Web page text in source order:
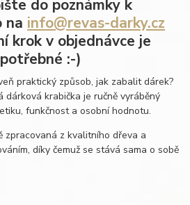
do poznámky k
na info@revas-darky.cz
krok v objednávce je
:-)
praktický způsob, jak zabalit dárek?
dárková krabička je ručně vyráběný
funkčnost a osobní hodnotu.
zpracovaná z kvalitního dřeva a
díky čemuž se stává sama o sobě